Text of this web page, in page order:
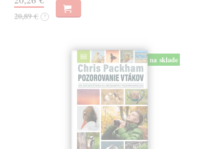
20,89 € ?
na sklade